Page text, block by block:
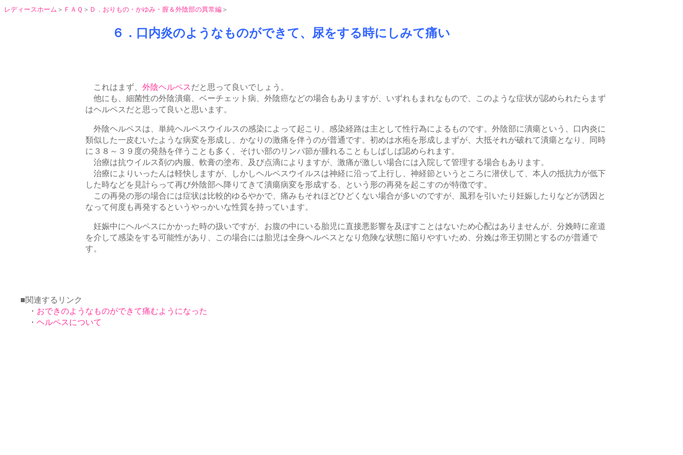
レディースホーム ＞ ＦＡＱ ＞ Ｄ．おりもの・かゆみ・膣＆外陰部の異常編 ＞
６．口内炎のようなものができて、尿をする時にしみて痛い
これはまず、 外陰ヘルペスだと思って良いでしょう。
他にも、細菌性の外陰潰瘍、ベーチェット病、外陰癌などの場合もありますが、いずれもまれなもので、このような症状が認められたらまず
はヘルペスだと思って良いと思います。
外陰ヘルペスは、単純ヘルペスウイルスの感染によって起こり、感染経路は主として性行為によるものです。外陰部に潰瘍という、口内炎に
類似した一皮むいたような病変を形成し、かなりの激痛を伴うのが普通です。初めは水疱を形成しまずが、大抵それが破れて潰瘍となり、同時
に３８～３９度の発熱を伴うことも多く、そけい部のリンパ節が腫れることもしばしば認められます。
治療は抗ウイルス剤の内服、軟膏の塗布、及び点滴によりますが、激痛が激しい場合には入院して管理する場合もあります。
治療によりいったんは軽快しますが、しかしヘルペスウイルスは神経に沿って上行し、神経節というところに潜伏して、本人の抵抗力が低下
した時などを見計らって再び外陰部へ降りてきて潰瘍病変を形成する、という形の再発を起こすのが特徴です。
この再発の形の場合には症状は比較的ゆるやかで、痛みもそれほどひどくない場合が多いのですが、風邪を引いたり妊娠したりなどが誘因と
なって何度も再発するというやっかいな性質を持っています。
妊娠中にヘルペスにかかった時の扱いですが、お腹の中にいる胎児に直接悪影響を及ぼすことはないため心配はありませんが、分娩時に産道
を介して感染をする可能性があり、この場合には胎児は全身ヘルペスとなり危険な状態に陥りやすいため、分娩は帝王切開とするのが普通で
す。
■関連するリンク
・ おできのようなものができて痛むようになった
・ ヘルペスについて